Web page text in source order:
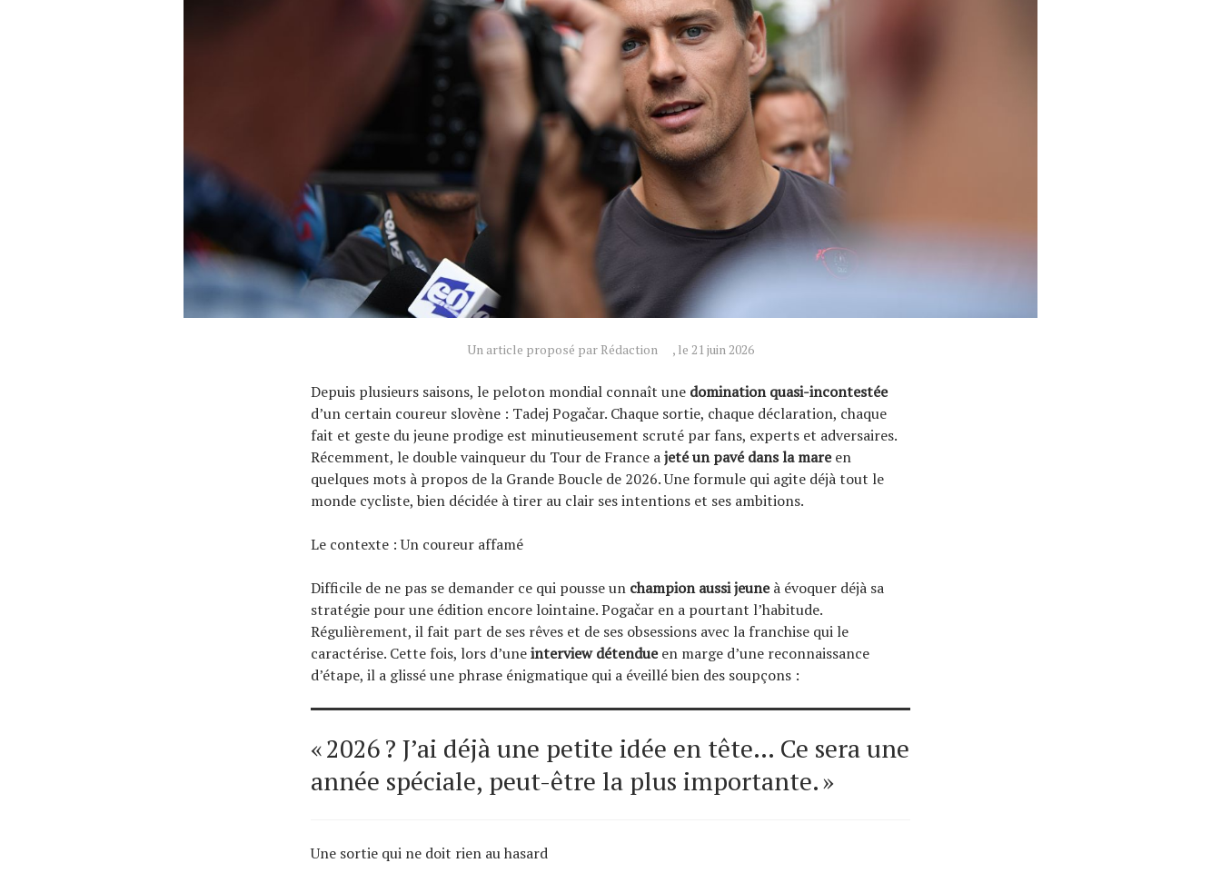
Un article proposé par Rédaction , le 21 juin 2026
Depuis plusieurs saisons, le peloton mondial connaît une domination quasi-incontestée
d’un certain coureur slovène : Tadej Pogačar. Chaque sortie, chaque déclaration, chaque
fait et geste du jeune prodige est minutieusement scruté par fans, experts et adversaires.
Récemment, le double vainqueur du Tour de France ajeté un pavé dans la mareen
quelques mots à propos de la Grande Boucle de 2026. Une formule qui agite déjà tout le
monde cycliste, bien décidée à tirer au clair ses intentions et ses ambitions.
Le contexte : Un coureur affamé
Difficile de ne pas se demander ce qui pousse un champion aussi jeuneà évoquer déjà sa
stratégie pour une édition encore lointaine. Pogačar en a pourtant l’habitude.
Régulièrement, il fait part de ses rêves et de ses obsessions avec la franchise qui le
caractérise. Cette fois, lors d’uneinterview détendueen marge d’une reconnaissance
d’étape, il a glissé une phrase énigmatique qui a éveillé bien des soupçons :
« 2026 ? J’ai déjà une petite idée en tête… Ce sera une
année spéciale, peut-être la plus importante. »
Une sortie qui ne doit rien au hasard